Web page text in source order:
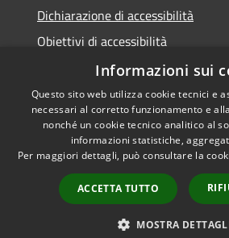
Dichiarazione di accessibilità
Obiettivi di accessibilità
Accessibilità
Privacy
Mappa del sito
Informazioni sui
Questo sito web utilizza cookie tecnici e
necessari al corretto funzionamento e
nonché un cookie tecnico analitico al
informazioni statistiche,
Per maggiori dettagli, può consultare la
ACCETTA TUTTO
MOSTRA